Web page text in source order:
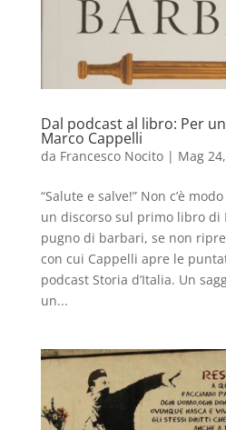
Dal podcast al libro: Per
Marco Cappelli
da Francesco Nocito| Mag
“Salute e salve!” Non c’è
un discorso sul primo libro di
pugno di barbari, se non
con cui Cappelli apre le
podcast Storia d’Italia. Un
un...